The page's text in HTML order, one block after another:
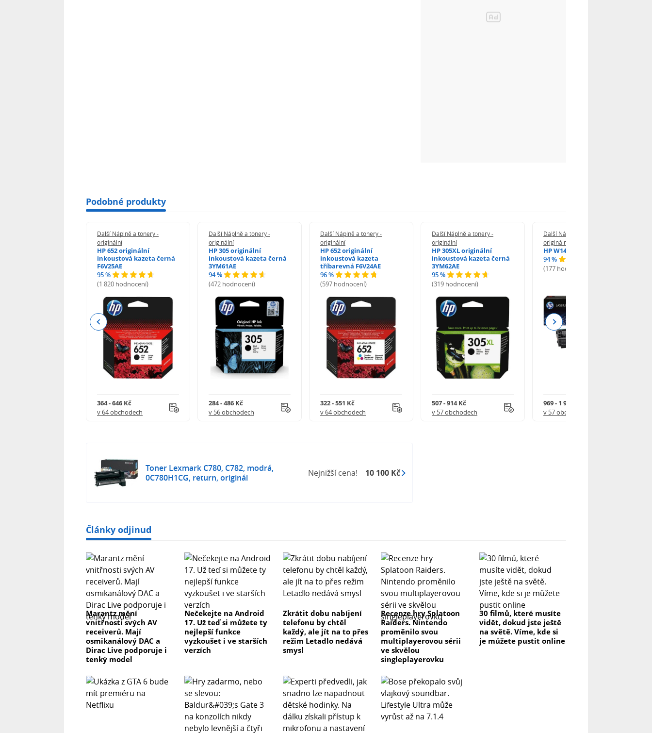
Podobné produkty
Další Náplně a tonery -
originální
HP 652 originální
inkoustová kazeta černá
F6V25AE
95 %
(1 820 hodnocení)
364 - 646 Kč
v 64 obchodech
Další Náplně a tonery -
originální
HP 305 originální
inkoustová kazeta černá
3YM61AE
94 %
(472 hodnocení)
284 - 486 Kč
v 56 obchodech
Další Náplně a tonery -
originální
HP 652 originální
inkoustová kazeta
tříbarevná F6V24AE
96 %
(597 hodnocení)
322 - 551 Kč
v 64 obchodech
Další Náplně a tonery -
originální
HP 305XL originální
inkoustová kazeta černá
3YM62AE
95 %
(319 hodnocení)
507 - 914 Kč
v 57 obchodech
Další Náplně a tonery -
originální
HP W1420A - originální
94 %
(177 hodnocení)
969 - 1 918 Kč
v 57 obchodech
Previous Next
Toner Lexmark C780, C782, modrá,
0C780H1CG, return, originál
Nejnižší cena! 10 100 Kč
Články odjinud
Marantz mění
vnitřnosti svých AV
receiverů. Mají
osmikanálový DAC a
Dirac Live podporuje i
tenký model
Nečekejte na Android
17. Už teď si můžete ty
nejlepší funkce
vyzkoušet i ve starších
verzích
Zkrátit dobu nabíjení
telefonu by chtěl
každý, ale jít na to přes
režim Letadlo nedává
smysl
Recenze hry Splatoon
Raiders. Nintendo
proměnilo svou
multiplayerovou sérii
ve skvělou
singleplayerovku
30 filmů, které musíte
vidět, dokud jste ještě
na světě. Víme, kde si
je můžete pustit online